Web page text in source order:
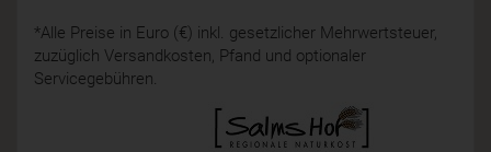
*Alle Preise in Euro (€) inkl. gesetzlicher Mehrwertsteuer,
zuzüglich Versandkosten, Pfand und optionaler
Servicegebühren.